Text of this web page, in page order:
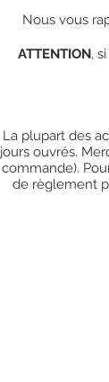
Nous vous
ATTENTION,
La plupart des
jours ouvrés.
commande).
de règlement